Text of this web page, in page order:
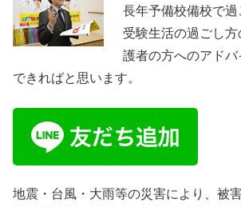
長年予備校備校で過
受験生活の過ごし
護者の方へのアドバ
できればと思います。
地震・台風・大雨等の災害により、被